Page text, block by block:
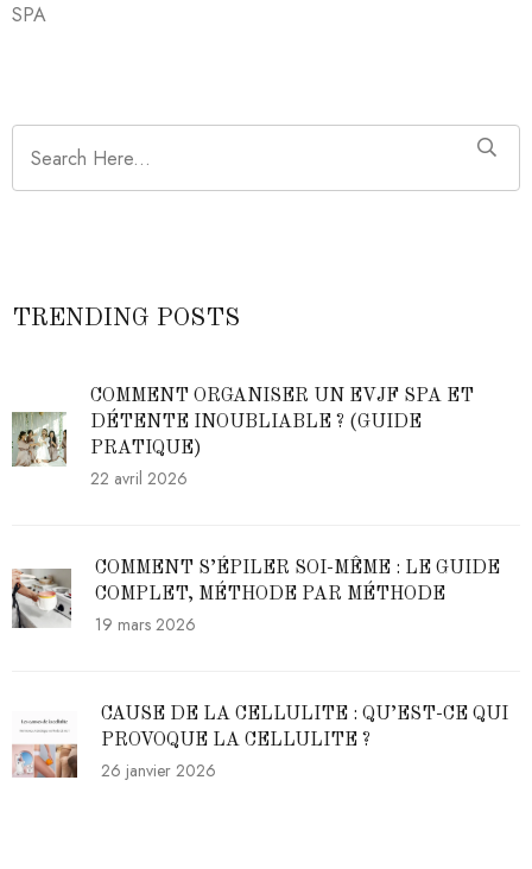
SPA
TRENDING POSTS
COMMENT ORGANISER UN EVJF SPA ET
DÉTENTE INOUBLIABLE ? (GUIDE
PRATIQUE)
22 avril 2026
COMMENT S’ÉPILER SOI-MÊME : LE GUIDE
COMPLET, MÉTHODE PAR MÉTHODE
19 mars 2026
CAUSE DE LA CELLULITE : QU’EST-CE QUI
PROVOQUE LA CELLULITE ?
26 janvier 2026